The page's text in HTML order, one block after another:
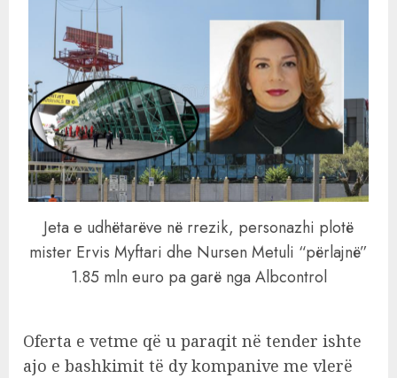
Jeta e udhëtarëve në rrezik, personazhi plotë
mister Ervis Myftari dhe Nursen Metuli “përlajnë”
1.85 mln euro pa garë nga Albcontrol
Oferta e vetme që u paraqit në tender ishte
ajo e bashkimit të dy kompanive me vlerë